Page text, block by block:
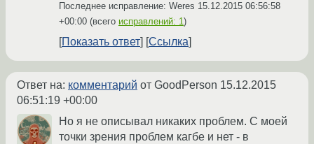
Последнее исправление: Weres 15.12.2015 06:56:58
+00:00 (всего исправлений: 1)
Показать ответ Ссылка
Ответ на: комментарий от GoodPerson 15.12.2015
06:51:19 +00:00
Но я не описывал никаких проблем. С моей
точки зрения проблем кагбе и нет - в